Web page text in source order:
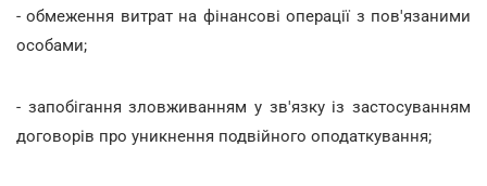
- обмеження витрат на фінансові операції з пов'язаними
особами;
- запобігання зловживанням у зв'язку із застосуванням
договорів про уникнення подвійного оподаткування;